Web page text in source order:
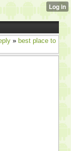
» best place to